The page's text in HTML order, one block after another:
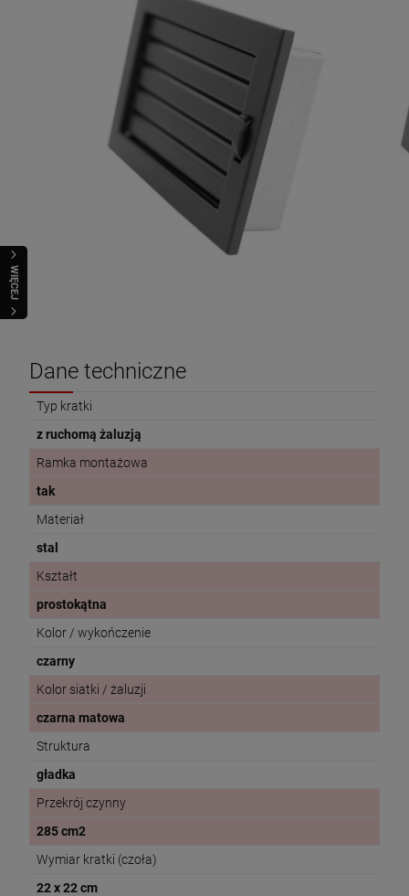
WIĘCEJ
Dane techniczne
Typ kratki
z ruchomą żaluzją
Ramka montażowa
tak
Materiał
stal
Kształt
prostokątna
Kolor / wykończenie
czarny
Kolor siatki / żaluzji
czarna matowa
Struktura
gładka
Przekrój czynny
285 cm2
Wymiar kratki (czoła)
22 x 22 cm